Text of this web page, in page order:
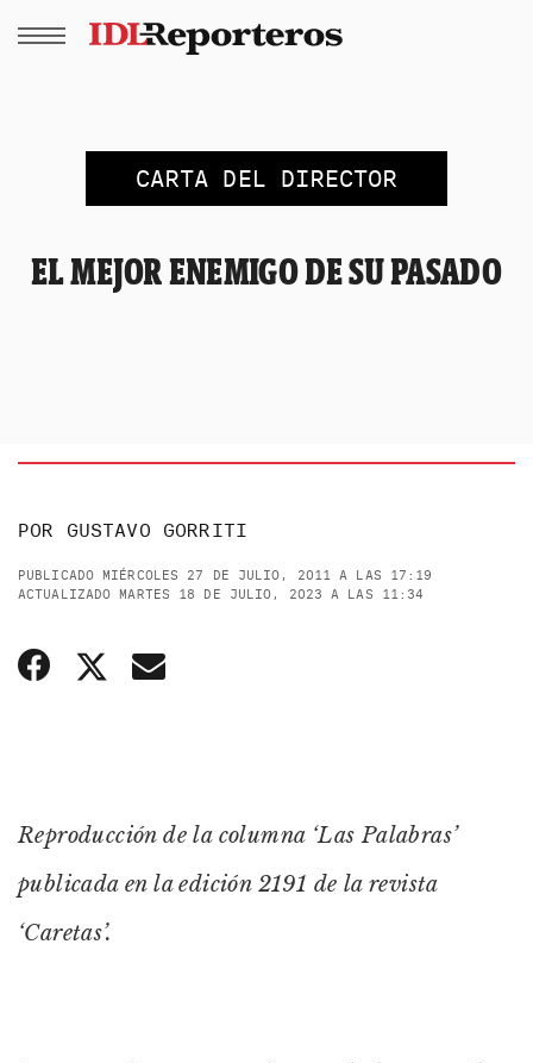
CARTA DEL DIRECTOR
EL MEJOR ENEMIGO DE SU PASADO
POR GUSTAVO GORRITI
PUBLICADO MIÉRCOLES 27 DE JULIO, 2011 A LAS 17:19
ACTUALIZADO MARTES 18 DE JULIO, 2023 A LAS 11:34
Reproducción de la columna ‘Las Palabras’
publicada en la edición 2191 de la revista
‘Caretas’.